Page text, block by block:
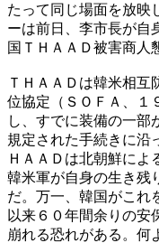
たって同じ場面を放映
ーは前日、李市長が自
国ＴＨＡＡＤ被害商人
ＴＨＡＡＤは韓米相互
位協定（ＳＯＦＡ、１
し、すでに装備の一部
規定された手続きに沿
ＨＡＡＤは北朝鮮によ
韓米軍が自身の生き残
だ。万一、韓国がこれ
以来６０年間余りの安
崩れる恐れがある。何